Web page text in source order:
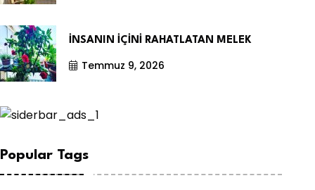
İNSANIN İÇİNİ RAHATLATAN MELEK
Temmuz 9, 2026
Popular Tags